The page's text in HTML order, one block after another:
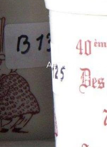
Aenean
Ut egestas